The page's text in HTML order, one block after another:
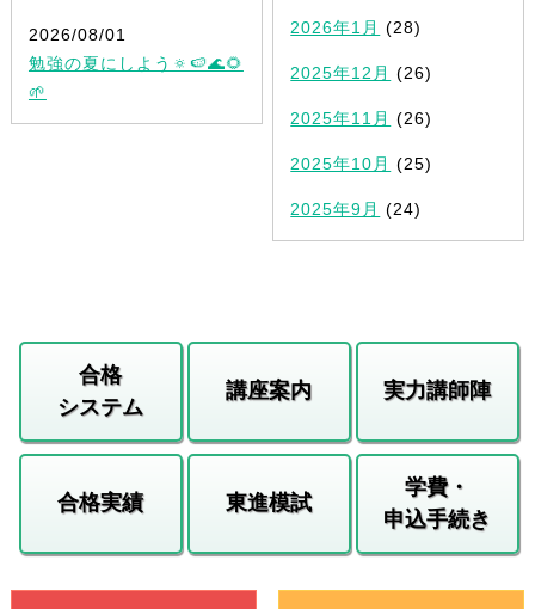
2026/08/01
勉強の夏にしよう🔅🍉🌊🌻
🌱
2026年1月 (28)
2025年12月 (26)
2025年11月 (26)
2025年10月 (25)
2025年9月 (24)
合格
システム
講座案内 実力講師陣
合格実績 東進模試
学費・
申込手続き